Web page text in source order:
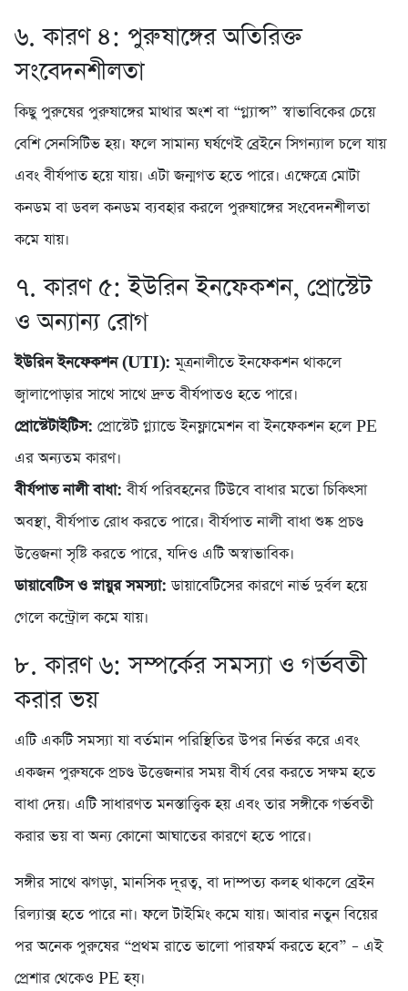
৬. কারণ ৪: পুরুষাঙ্গের অতিরিক্ত
সংবেদনশীলতা
কিছু পুরুষের পুরুষাঙ্গের মাথার অংশ বা “গ্ল্যান্স” স্বাভাবিকের চেয়ে
বেশি সেনসিটিভ হয়। ফলে সামান্য ঘর্ষণেই ব্রেইনে সিগন্যাল চলে যায়
এবং বীর্যপাত হয়ে যায়। এটা জন্মগত হতে পারে। এক্ষেত্রে মোটা
কনডম বা ডবল কনডম ব্যবহার করলে পুরুষাঙ্গের সংবেদনশীলতা
কমে যায়।
৭. কারণ ৫: ইউরিন ইনফেকশন, প্রোস্টেট
ও অন্যান্য রোগ
ইউরিন ইনফেকশন (UTI): মূত্রনালীতে ইনফেকশন থাকলে
জ্বালাপোড়ার সাথে সাথে দ্রুত বীর্যপাতও হতে পারে।
প্রোস্টেটাইটিস: প্রোস্টেট গ্ল্যান্ডে ইনফ্লামেশন বা ইনফেকশন হলে PE
এর অন্যতম কারণ।
বীর্যপাত নালী বাধা: বীর্য পরিবহনের টিউবে বাধার মতো চিকিৎসা
অবস্থা, বীর্যপাত রোধ করতে পারে। বীর্যপাত নালী বাধা শুষ্ক প্রচণ্ড
উত্তেজনা সৃষ্টি করতে পারে, যদিও এটি অস্বাভাবিক।
ডায়াবেটিস ও স্নায়ুর সমস্যা: ডায়াবেটিসের কারণে নার্ভ দুর্বল হয়ে
গেলে কন্ট্রোল কমে যায়।
৮. কারণ ৬: সম্পর্কের সমস্যা ও গর্ভবতী
করার ভয়
এটি একটি সমস্যা যা বর্তমান পরিস্থিতির উপর নির্ভর করে এবং
একজন পুরুষকে প্রচণ্ড উত্তেজনার সময় বীর্য বের করতে সক্ষম হতে
বাধা দেয়। এটি সাধারণত মনস্তাত্ত্বিক হয় এবং তার সঙ্গীকে গর্ভবতী
করার ভয় বা অন্য কোনো আঘাতের কারণে হতে পারে।
সঙ্গীর সাথে ঝগড়া, মানসিক দূরত্ব, বা দাম্পত্য কলহ থাকলে ব্রেইন
রিল্যাক্স হতে পারে না। ফলে টাইমিং কমে যায়। আবার নতুন বিয়ের
পর অনেক পুরুষের “প্রথম রাতে ভালো পারফর্ম করতে হবে” – এই
প্রেশার থেকেও PE হয়।